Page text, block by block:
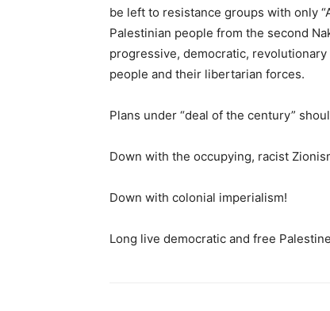
be left to resistance groups with only
Palestinian people from the second
progressive, democratic,
people and their libertarian forces.
Plans under “deal of the century”
Down with the occupying, racist
Down with colonial imperialism!
Long live democratic and free